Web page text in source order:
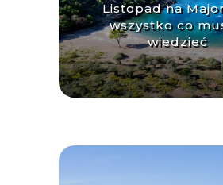
Listopad na
wszystko co
wiedzieć